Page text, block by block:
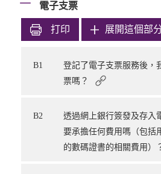
電子支票
打印 展開這個部
B1
登記了電子支票服務後，
票嗎？
B2
透過網上銀行簽發及存入
要承擔任何費用嗎（包括
的數碼證書的相關費用）